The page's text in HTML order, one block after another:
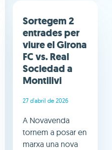
Sortegem 2
entrades per
viure el Girona
FC vs. Real
Sociedad a
Montilivi
27 d'abril de 2026
A Novavenda
tornem a posar en
marxa una nova